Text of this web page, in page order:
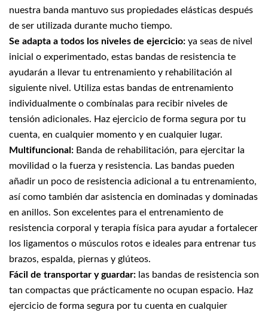
nuestra banda mantuvo sus propiedades elásticas después
de ser utilizada durante mucho tiempo.
Se adapta a todos los niveles de ejercicio: ya seas de nivel
inicial o experimentado, estas bandas de resistencia te
ayudarán a llevar tu entrenamiento y rehabilitación al
siguiente nivel. Utiliza estas bandas de entrenamiento
individualmente o combínalas para recibir niveles de
tensión adicionales. Haz ejercicio de forma segura por tu
cuenta, en cualquier momento y en cualquier lugar.
Multifuncional: Banda de rehabilitación, para ejercitar la
movilidad o la fuerza y resistencia. Las bandas pueden
añadir un poco de resistencia adicional a tu entrenamiento,
así como también dar asistencia en dominadas y dominadas
en anillos. Son excelentes para el entrenamiento de
resistencia corporal y terapia física para ayudar a fortalecer
los ligamentos o músculos rotos e ideales para entrenar tus
brazos, espalda, piernas y glúteos.
Fácil de transportar y guardar: las bandas de resistencia son
tan compactas que prácticamente no ocupan espacio. Haz
ejercicio de forma segura por tu cuenta en cualquier